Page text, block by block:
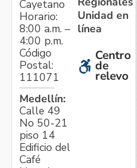
Cayetano
Horario:
8:00 a.m. –
4:00 p.m.
Código
Postal:
111071
Medellín:
Calle 49
No 50-21
piso 14
Edificio del
Café
Unidad en
línea
Centro
de
relevo